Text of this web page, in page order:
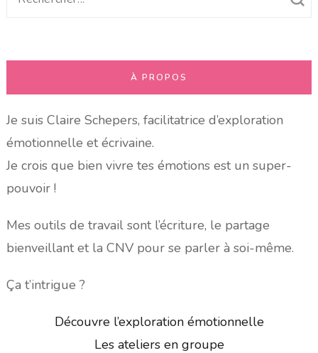
À PROPOS
Je suis Claire Schepers, facilitatrice d’exploration
émotionnelle et écrivaine.
Je crois que bien vivre tes émotions est un super-
pouvoir !
Mes outils de travail sont l’écriture, le partage
bienveillant et la CNV pour se parler à soi-même.
Ça t’intrigue ?
Découvre l’exploration émotionnelle
Les ateliers en groupe